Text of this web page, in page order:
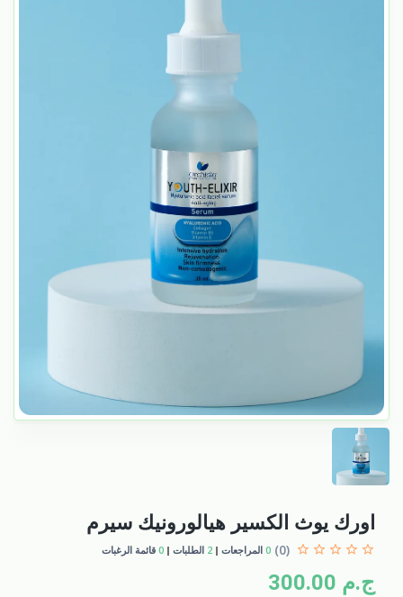
اورك يوث الكسير هيالورونيك سيرم
(0)
0 المراجعات 2 الطلبات 0 قائمة الرغبات
ج.م 300.00